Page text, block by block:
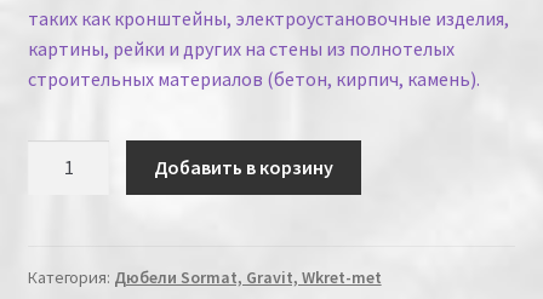
таких как кронштейны, электроустановочные изделия,
картины, рейки и других на стены из полнотелых
строительных материалов (бетон, кирпич, камень).
Добавить в корзину
Категория: Дюбели Sormat, Gravit, Wkret-met